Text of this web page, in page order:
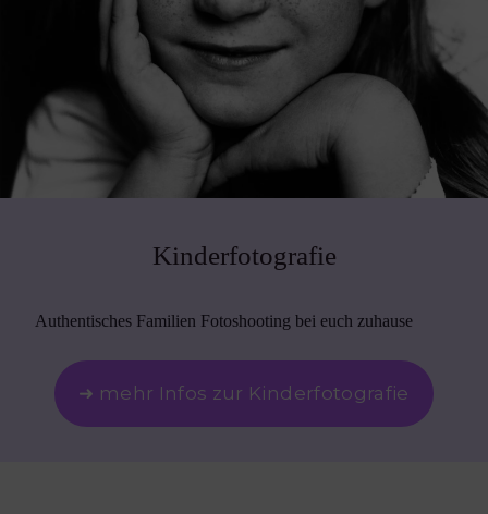
Kinderfotografie
Authentisches Familien Fotoshooting bei euch zuhause
➜ mehr Infos zur Kinderfotografie